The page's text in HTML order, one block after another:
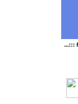
...:::